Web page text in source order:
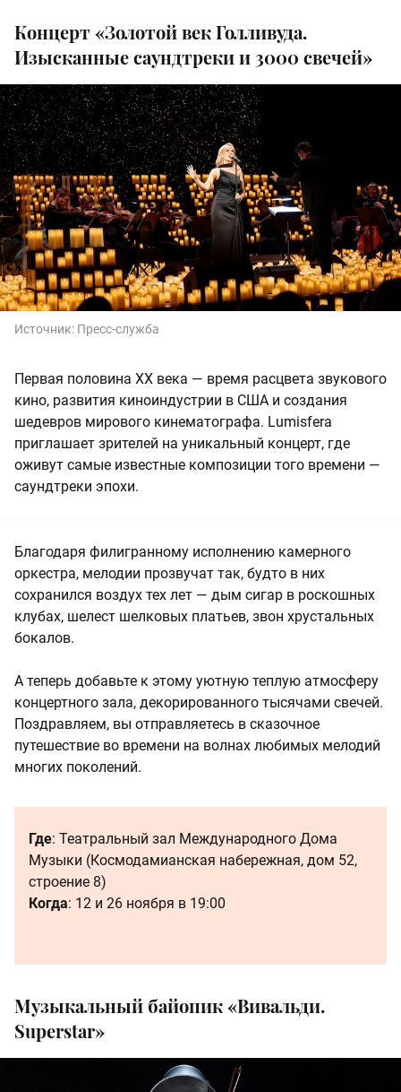
Концерт «Золотой век Голливуда.
Изысканные саундтреки и 3000 свечей»
Источник: Пресс-служба
Первая половина XX века — время расцвета звукового
кино, развития киноиндустрии в США и создания
шедевров мирового кинематографа. Lumisfera
приглашает зрителей на уникальный концерт, где
оживут самые известные композиции того времени —
саундтреки эпохи.
Благодаря филигранному исполнению камерного
оркестра, мелодии прозвучат так, будто в них
сохранился воздух тех лет — дым сигар в роскошных
клубах, шелест шелковых платьев, звон хрустальных
бокалов.
А теперь добавьте к этому уютную теплую атмосферу
концертного зала, декорированного тысячами свечей.
Поздравляем, вы отправляетесь в сказочное
путешествие во времени на волнах любимых мелодий
многих поколений.
Где: Театральный зал Международного Дома
Музыки (Космодамианская набережная, дом 52,
строение 8)
Когда: 12 и 26 ноября в 19:00
Музыкальный байопик «Вивальди.
Superstar»